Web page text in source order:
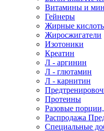
Витамины и
Гейнеры
Жирные
Жиросжигатели
Изотоники
Креатин
Л - аргинин
Л - глютамин
Л - карнитин
Протеины
Разовые
Распродажа
Специальные